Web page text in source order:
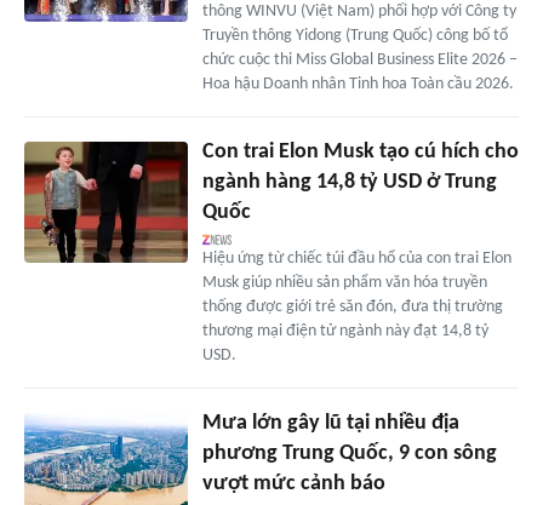
thông WINVU (Việt Nam) phối hợp với Công ty
Truyền thông Yidong (Trung Quốc) công bố tổ
chức cuộc thi Miss Global Business Elite 2026 –
Hoa hậu Doanh nhân Tinh hoa Toàn cầu 2026.
Con trai Elon Musk tạo cú hích cho
ngành hàng 14,8 tỷ USD ở Trung
Quốc
Hiệu ứng từ chiếc túi đầu hổ của con trai Elon
Musk giúp nhiều sản phẩm văn hóa truyền
thống được giới trẻ săn đón, đưa thị trường
thương mại điện tử ngành này đạt 14,8 tỷ
USD.
Mưa lớn gây lũ tại nhiều địa
phương Trung Quốc, 9 con sông
vượt mức cảnh báo